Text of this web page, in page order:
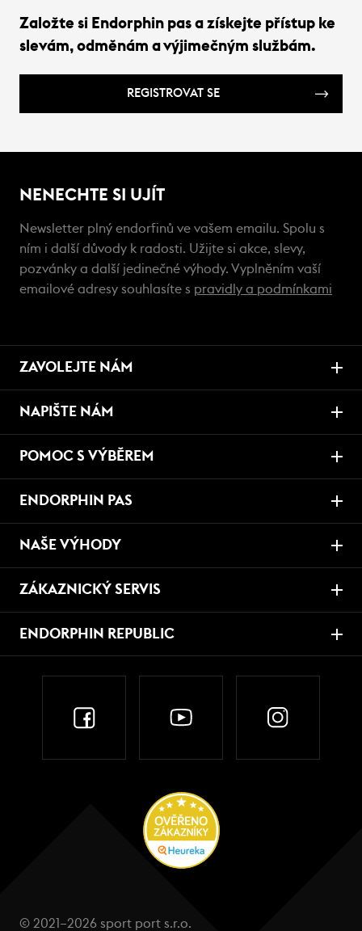
Založte si Endorphin pas a získejte přístup ke
slevám, odměnám a výjimečným službám.
REGISTROVAT SE
NENECHTE SI UJÍT
Newsletter plný endorfinů ve vašem emailu. Spolu s
ním i další důvody k radosti. Užijte si akce, slevy,
pozvánky a další jedinečné výhody. Vyplněním vaší
emailové adresy souhlasíte s pravidly a podmínkami
ZAVOLEJTE NÁM
NAPIŠTE NÁM
POMOC S VÝBĚREM
ENDORPHIN PAS
NAŠE VÝHODY
ZÁKAZNICKÝ SERVIS
ENDORPHIN REPUBLIC
© 2021–2026 sport port s.r.o.